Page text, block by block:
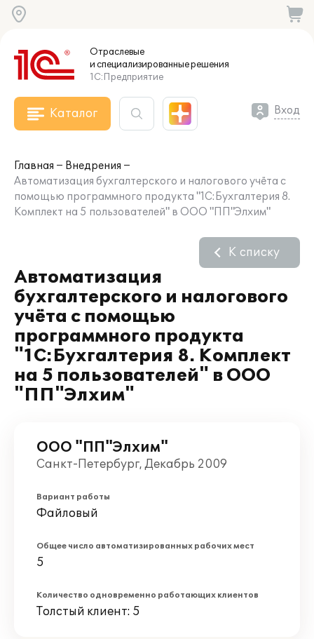
Отраслевые
и специализированныерешения
1С:Предприятие
Каталог Вход
Главная
Внедрения
Автоматизация бухгалтерского и налогового учёта с
помощью программного продукта "1С:Бухгалтерия 8.
Комплект на 5 пользователей" в ООО "ПП"Элхим"
Автоматизация
бухгалтерского и налогового
учёта с помощью
программного продукта
"1С:Бухгалтерия 8. Комплект
на 5 пользователей" в ООО
"ПП"Элхим"
К списку
ООО "ПП"Элхим"
Санкт-Петербург, Декабрь 2009
Вариант работы
Файловый
Общее число автоматизированных рабочих мест
5
Количество одновременно работающих клиентов
Толстый клиент: 5